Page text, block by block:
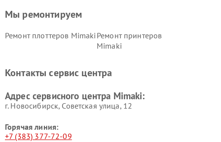
Мы ремонтируем
Ремонт плоттеров Mimaki Ремонт принтеров
Mimaki
Контакты сервис центра
Адрес сервисного центра Mimaki:
г. Новосибирск, Советская улица, 12
Горячая линия:
+7 (383) 377-72-09